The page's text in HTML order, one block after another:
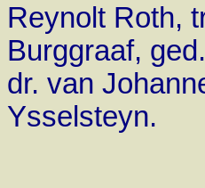
Reynolt Roth,
Burggraaf,
dr. van
Ysselsteyn.